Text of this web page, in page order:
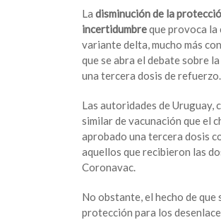
Ladisminución de la
incertidumbreque provoca la
variante delta, mucho más
que se abra el debate sobre
una tercera dosis de refuerzo.
Las autoridades de Uruguay,
similar de vacunación que el
aprobado una tercera dosis
aquellos que recibieron las
Coronavac.
No obstante, el hecho de que
protección para los